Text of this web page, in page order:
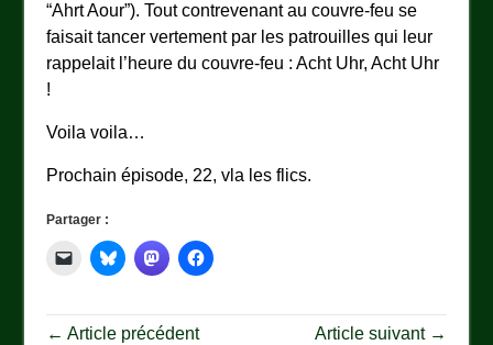
“Ahrt Aour”). Tout contrevenant au couvre-feu se
faisait tancer vertement par les patrouilles qui leur
rappelait l’heure du couvre-feu : Acht Uhr, Acht Uhr
!
Voila voila…
Prochain épisode, 22, vla les flics.
Partager :
← Article précédent Article suivant →